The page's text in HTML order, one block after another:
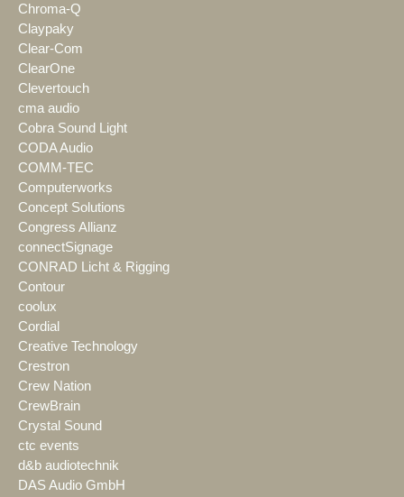
Chroma-Q
Claypaky
Clear-Com
ClearOne
Clevertouch
cma audio
Cobra Sound Light
CODA Audio
COMM-TEC
Computerworks
Concept Solutions
Congress Allianz
connectSignage
CONRAD Licht & Rigging
Contour
coolux
Cordial
Creative Technology
Crestron
Crew Nation
CrewBrain
Crystal Sound
ctc events
d&b audiotechnik
DAS Audio GmbH